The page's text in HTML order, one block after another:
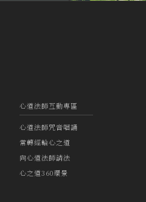
心道法師互動專區
心道法師咒音唱誦
常轉經輪心之道
向心道法師請法
心之道360環景